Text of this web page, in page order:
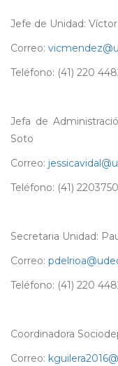
Jefe de Unidad:
Correo:
Teléfono: (41) 220
Jefa de
Soto
Correo:
Teléfono: (41) 2203750
Secretaria Unidad:
Correo:
Teléfono: (41) 220
Coordinadora
Correo: